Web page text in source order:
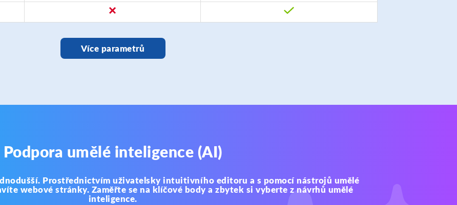
Více parametrů
Podpora umělé inteligence (AI)
Prostřednictvím uživatelsky intuitivního editoru a s pomocí nástrojů umělé
webové stránky. Zaměřte se na klíčové body a zbytek si vyberte z návrhů umělé
inteligence.